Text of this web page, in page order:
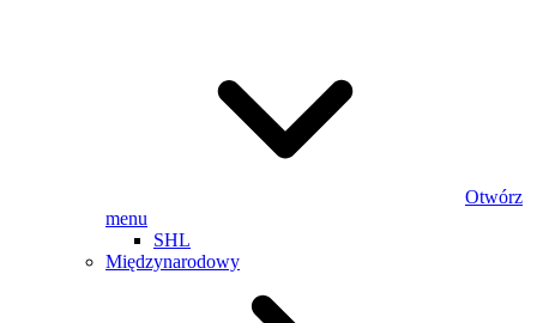
Otwórz
menu
SHL
Międzynarodowy